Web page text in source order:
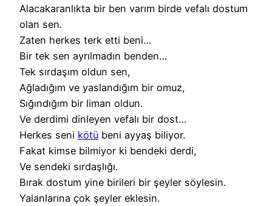
Alacakaranlıkta bir ben varım birde vefalı dostum
olan sen.
Zaten herkes terk etti beni…
Bir tek sen ayrılmadın benden…
Tek sırdaşım oldun sen,
Ağladığım ve yaslandığım bir omuz,
Sığındığım bir liman oldun.
Ve derdimi dinleyen vefalı bir dost…
Herkes seni kötü beni ayyaş biliyor.
Fakat kimse bilmiyor ki bendeki derdi,
Ve sendeki sırdaşlığı.
Bırak dostum yine birileri bir şeyler söylesin.
Yalanlarına çok şeyler eklesin.